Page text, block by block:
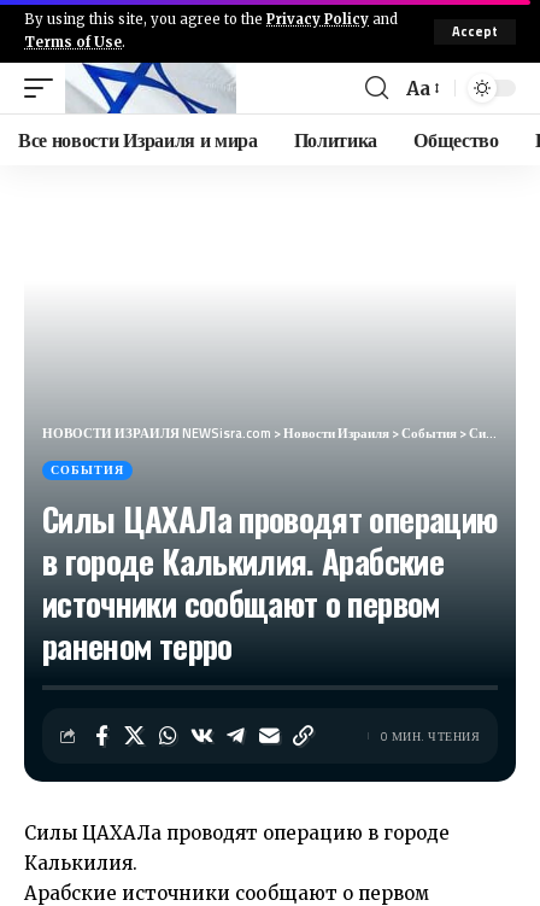
By using this site, you agree to the Privacy Policy and
Terms of Use.
Accept
Aa
Все новости Израиля и мира Политика Общество
НОВОСТИ ИЗРАИЛЯ NEWSisra.com >Новости Израиля>События>Силы ЦАХАЛа проводят операцию в городе Калькилия. Арабские источники сообщают о первом раненом терро
СОБЫТИЯ
Силы ЦАХАЛа проводят операцию
в городе Калькилия. Арабские
источники сообщают о первом
раненом терро
0 МИН. ЧТЕНИЯ
Силы ЦАХАЛа проводят операцию в городе
Калькилия.
Арабские источники сообщают о первом